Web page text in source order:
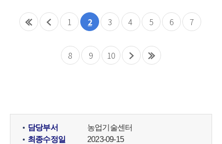
1 2 3 4 5 6 7
8 9 10
담당부서
농업기술센터
최종수정일
2023-09-15